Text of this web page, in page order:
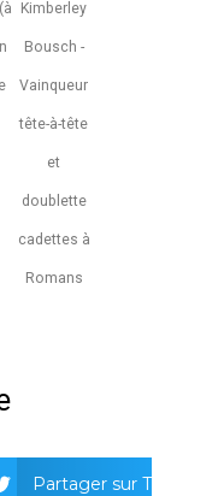
Kimberley
Bousch -
Vainqueur
tête-à-tête
et
doublette
cadettes à
Romans
Partager sur Twitter